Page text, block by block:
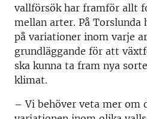
vallförsök har framför allt
mellan arter. På
på variationer inom varje
grundläggande för att
ska kunna ta fram nya
klimat.
– Vi behöver veta mer om